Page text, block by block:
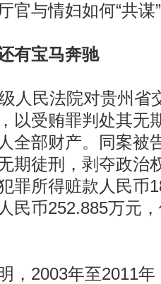
官与情妇如何“共谋
有宝马奔驰
民法院对贵州省
以受贿罪判处其无
全部财产。同案被
期徒刑，剥夺政治
罪所得赃款人民币
民币252.885万元
2003年至2011年